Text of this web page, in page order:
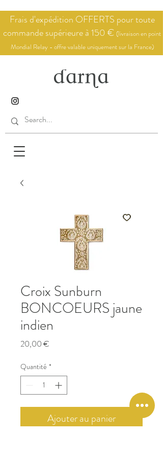
Frais d'expédition OFFERTS pour toute
commande supérieure à 150 € (livraison en point
Mondial Relay - offre valable uniquement sur la France)
Croix Sunburn
BONCOEURS jaune
indien
20,00 €
Quantité *
Ajouter au panier